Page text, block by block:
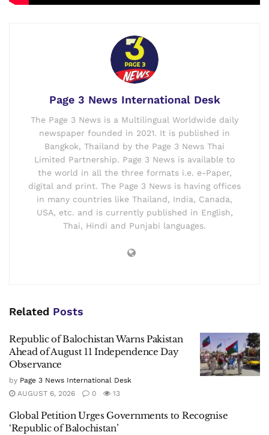
Page 3 News International Desk
The Page 3 News is a Multilingual Worldwide daily
newspaper founded in 2021. It is published in
Bangkok, Thailand by the Page 3 News Thai
Limited Partnership. Page 3 News is available to
the world in all the three formats i.e. e-Paper,
digital and print. The Page 3 News is having offices
in many countries like Thailand, India, Canada,
USA, etc. and is currently published in English,
Thai, Hindi and Punjabi languages.
Related Posts
Republic of Balochistan Warns Pakistan
Ahead of August 11 Independence Day
Observance
by Page 3 News International Desk
AUGUST 6, 2026
0 13
Global Petition Urges Governments to Recognise
‘Republic of Balochistan’